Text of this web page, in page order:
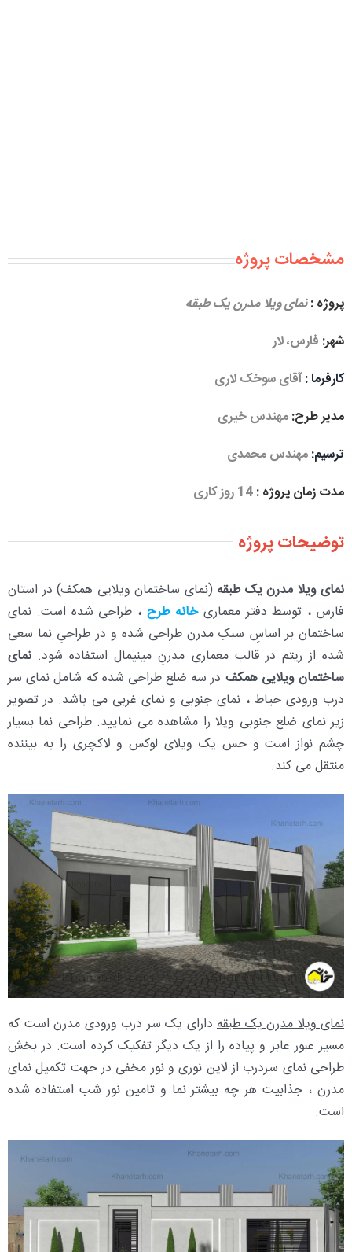
مشخصات پروژه
پروژه :نمای ویلا مدرن یک طبقه
شهر: فارس، لار
کارفرما :آقای سوخک لاری
مدیر طرح:مهندس خیری
ترسیم:مهندس محمدی
مدت زمان پروژه :14 روز کاری
توضیحات پروژه
نمای ویلا مدرن یک طبقه (نمای ساختمان ویلایی همکف) در استان
فارس ، توسط دفتر معماریخانه طرح، طراحی شده است. نمای
ساختمان بر اساسِ سبکِ مدرن طراحی شده و در طراحیِ نما سعی
شده از ریتم در قالب معماری مدرنِ مینیمال استفاده شود. نمای
ساختمان ویلایی همکف در سه ضلع طراحی شده که شامل نمای سر
درب ورودی حیاط ، نمای جنوبی و نمای غربی می باشد. در تصویر
زیر نمای ضلع جنوبی ویلا را مشاهده می نمایید. طراحی نما بسیار
چشم نواز است و حس یک ویلای لوکس و لاکچری را به بیننده
منتقل می کند.
نمای ویلا مدرن یک طبقه دارای یک سر درب ورودی مدرن است که
مسیر عبور عابر و پیاده را از یک دیگر تفکیک کرده است. در بخش
طراحی نمای سردرب از لاین نوری و نور مخفی در جهت تکمیل نمای
مدرن ، جذابیت هر چه بیشتر نما و تامین نور شب استفاده شده
است.